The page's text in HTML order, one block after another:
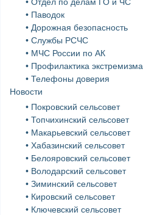
• Паводок
• Дорожная безопасность
• Службы РСЧС
• МЧС России по АК
• Профилактика экстремизма
• Телефоны доверия
Новости
• Покровский сельсовет
• Топчихинский сельсовет
• Макарьевский сельсовет
• Хабазинский сельсовет
• Белояровский сельсовет
• Володарский сельсовет
• Зиминский сельсовет
• Кировский сельсовет
• Ключевский сельсовет